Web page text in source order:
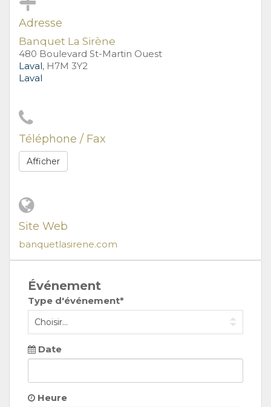
Adresse
Banquet La Sirène
480 Boulevard St-Martin Ouest
Laval, H7M 3Y2
Laval
Téléphone / Fax
Afficher
Site Web
banquetlasirene.com
Événement
Type d'événement*
Date
Heure